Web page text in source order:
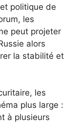
politique de
les
peut projeter
alors
la stabilité et
les
plus large :
à plusieurs